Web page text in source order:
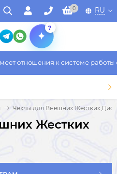
0 RU
?
отношения к системе работы
Чехлы для Внешних Жестких
Жестких